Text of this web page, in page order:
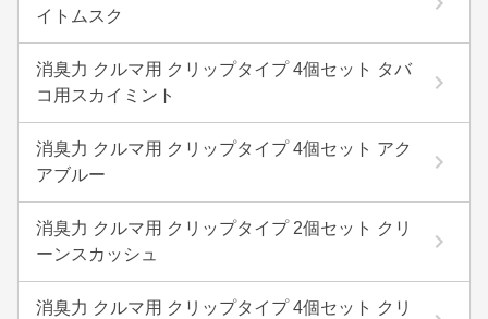
イトムスク
消臭力 クルマ用 クリップタイプ 4個セット タバ
コ用スカイミント
消臭力 クルマ用 クリップタイプ 4個セット アク
アブルー
消臭力 クルマ用 クリップタイプ 2個セット クリ
ーンスカッシュ
消臭力 クルマ用 クリップタイプ 4個セット クリ